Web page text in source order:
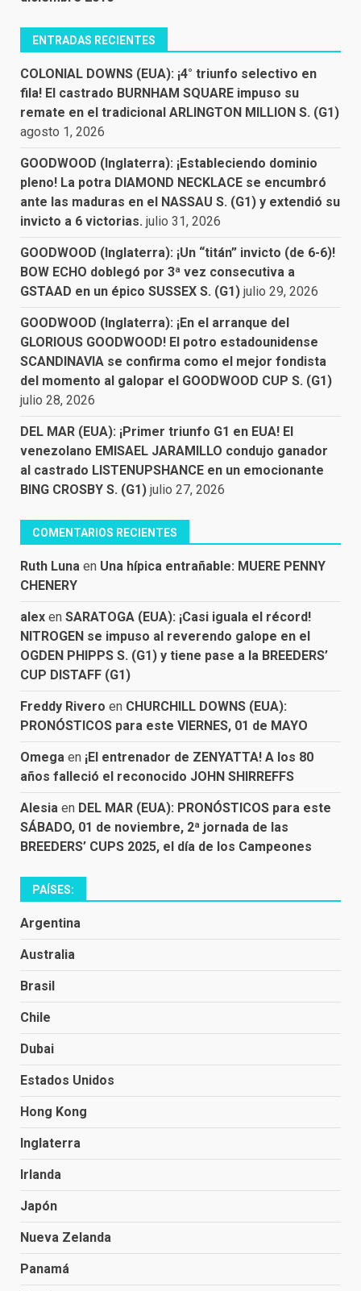
ENTRADAS RECIENTES
COLONIAL DOWNS (EUA): ¡4° triunfo selectivo en
fila! El castrado BURNHAM SQUARE impuso su
remate en el tradicional ARLINGTON MILLION S. (G1)
agosto 1, 2026
GOODWOOD (Inglaterra): ¡Estableciendo dominio
pleno! La potra DIAMOND NECKLACE se encumbró
ante las maduras en el NASSAU S. (G1) y extendió su
invicto a 6 victorias. julio 31, 2026
GOODWOOD (Inglaterra): ¡Un “titán” invicto (de 6-6)!
BOW ECHO doblegó por 3ª vez consecutiva a
GSTAAD en un épico SUSSEX S. (G1) julio 29, 2026
GOODWOOD (Inglaterra): ¡En el arranque del
GLORIOUS GOODWOOD! El potro estadounidense
SCANDINAVIA se confirma como el mejor fondista
del momento al galopar el GOODWOOD CUP S. (G1)
julio 28, 2026
DEL MAR (EUA): ¡Primer triunfo G1 en EUA! El
venezolano EMISAEL JARAMILLO condujo ganador
al castrado LISTENUPSHANCE en un emocionante
BING CROSBY S. (G1) julio 27, 2026
COMENTARIOS RECIENTES
Ruth Luna en Una hípica entrañable: MUERE PENNY
CHENERY
alex en SARATOGA (EUA): ¡Casi iguala el récord!
NITROGEN se impuso al reverendo galope en el
OGDEN PHIPPS S. (G1) y tiene pase a la BREEDERS’
CUP DISTAFF (G1)
Freddy Rivero en CHURCHILL DOWNS (EUA):
PRONÓSTICOS para este VIERNES, 01 de MAYO
Omega en ¡El entrenador de ZENYATTA! A los 80
años falleció el reconocido JOHN SHIRREFFS
Alesia en DEL MAR (EUA): PRONÓSTICOS para este
SÁBADO, 01 de noviembre, 2ª jornada de las
BREEDERS’ CUPS 2025, el día de los Campeones
PAÍSES:
Argentina
Australia
Brasil
Chile
Dubai
Estados Unidos
Hong Kong
Inglaterra
Irlanda
Japón
Nueva Zelanda
Panamá